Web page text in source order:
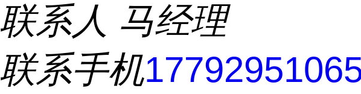
联系人 马经理
联系手机